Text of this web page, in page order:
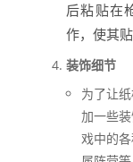
后粘贴在
作，使其
装饰细节
为了让
加一些
戏中的